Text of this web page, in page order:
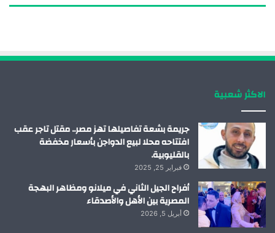
الاكثر شعبية
جريمة بشعة تفاصيلها تهز مصر.. مقتل تاجر عقب
افتتاحه محلا لبيع الدواجن بأسعار مخفضة
بالقليوبية.
فبراير 25, 2025
أفراح الجيل الثاني في ميلانو ومظاهر البهجة
المصرية بين الأهل والأصدقاء
أبريل 5, 2026